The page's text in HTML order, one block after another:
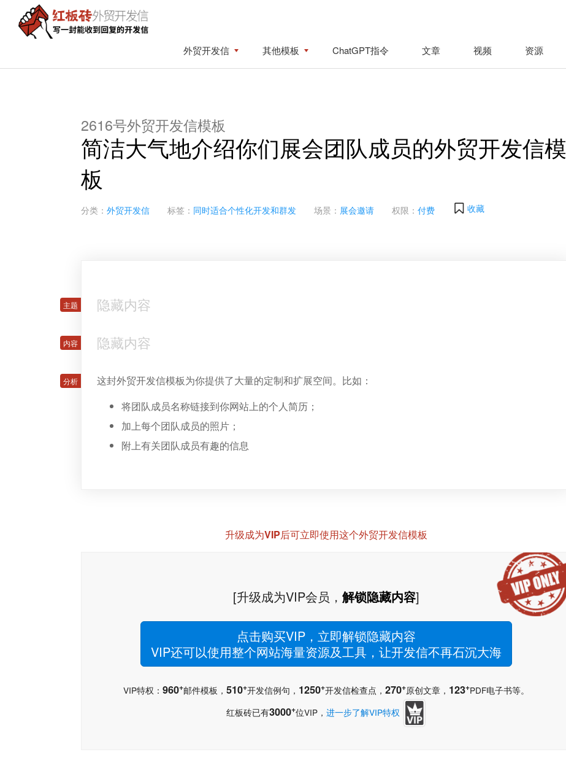
primary
content
砖
外贸开发信 其他模板 ChatGPT指令 文章 视频 资源
2616号外贸开发信模板
简洁大气地介绍你们展会团队成员的外贸开发信模
板
分类： 外贸开发信 标签： 同时适合个性化开发和群发 场景： 展会邀请 权限： 付费 收藏
隐藏内容
隐藏内容
这封外贸开发信模板为你提供了大量的定制和扩展空间。比如：
将团队成员名称链接到你网站上的个人简历；
加上每个团队成员的照片；
附上有关团队成员有趣的信息
升级成为VIP后可立即使用这个外贸开发信模板
[升级成为VIP会员， 解锁隐藏内容]
点击购买VIP，立即解锁隐藏内容
VIP还可以使用整个网站海量资源及工具，让开发信不再石沉大海
VIP特权： 960+邮件模板， 510+开发信例句， 1250+开发信检查点， 270+原创文章， 123+PDF电子书等。
红板砖已有3000+位VIP， 进一步了解VIP特权